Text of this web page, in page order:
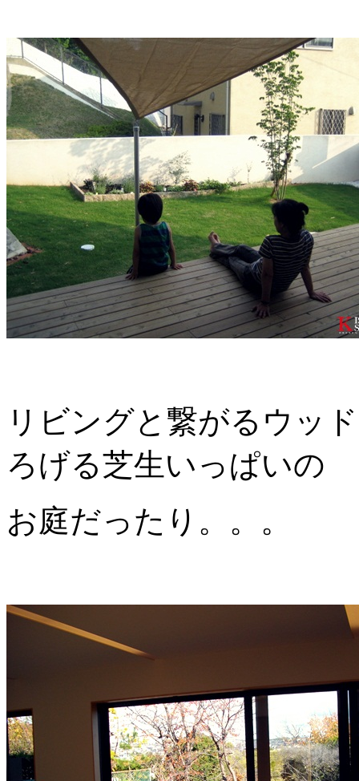
リビングと繋がるウッ
ろげる芝生いっぱいの
お庭だったり。。。